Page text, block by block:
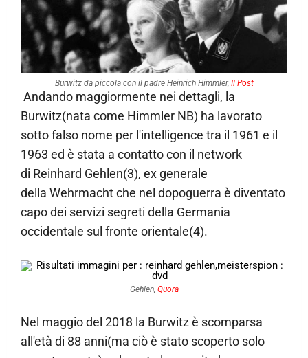
Burwitz da piccola con il padre Heinrich Himmler, Il Post
Andando maggiormente nei dettagli, la
Burwitz(nata come Himmler NB) ha lavorato
sotto falso nome per l'intelligence tra il 1961 e il
1963 ed è stata a contatto con il network
di Reinhard Gehlen(3), ex generale
della Wehrmacht che nel dopoguerra è diventato
capo dei servizi segreti della Germania
occidentale sul fronte orientale(4).
Gehlen, Quora
Nel maggio del 2018 la Burwitz è scomparsa
all'età di 88 anni(ma ciò è stato scoperto solo